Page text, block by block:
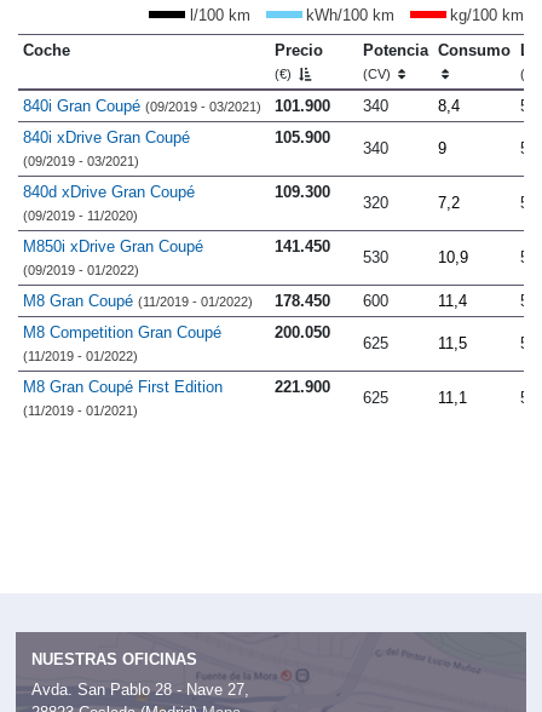
l/100 km kWh/100 km
kg/100 km
Coche
Precio
(€)
Potencia
(CV)
Consumo
840i Gran Coupé (09/2019 - 03/2021) 101.900 340 8,4
840i xDrive Gran Coupé
(09/2019 - 03/2021)
105.900
340 9
840d xDrive Gran Coupé
(09/2019 - 11/2020)
109.300
320 7,2
M850i xDrive Gran Coupé
(09/2019 - 01/2022)
141.450
530 10,9
M8 Gran Coupé (11/2019 - 01/2022) 178.450 600 11,4
M8 Competition Gran Coupé
(11/2019 - 01/2022)
200.050
625 11,5
M8 Gran Coupé First Edition
(11/2019 - 01/2021)
221.900
625 11,1
NUESTRAS OFICINAS
Avda. San Pablo 28 - Nave 27,